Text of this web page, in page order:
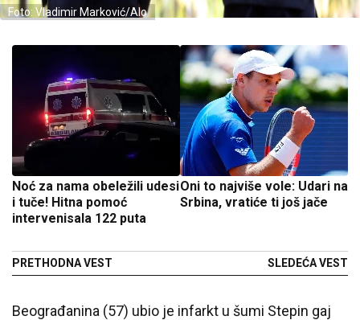
Foto: Vladimir Marković/Alo
Noć za nama obeležili udesi
i tuče! Hitna pomoć
intervenisala 122 puta
PRETHODNA VEST
Oni to najviše vole: Udari na
Srbina, vratiće ti još jače
SLEDEĆA VEST
Beograđanina (57) ubio je infarkt u šumi Stepin gaj